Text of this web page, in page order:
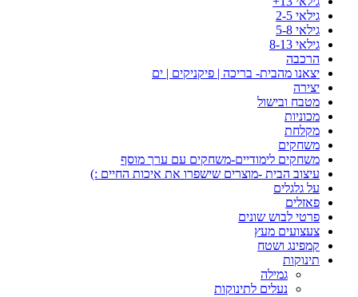
גילאי 2-5
גילאי 5-8
גילאי 8-13
הרכבה
יצאנו מהבית- בריכה | פיקניקים | ים
יצירה
מטבח ובישול
מכוניות
מקלחת
משחקים
משחקים לימודיים-משחקים עם ערך מוסף
עיצוב הבית -מוצרים שישפרו את איכות החיים :)
על גלגלים
פאזלים
פרטי לבוש שונים
צעצועים מעץ
קמפינג ושטח
תינוקות
גמילה
נעלים לתינוקות